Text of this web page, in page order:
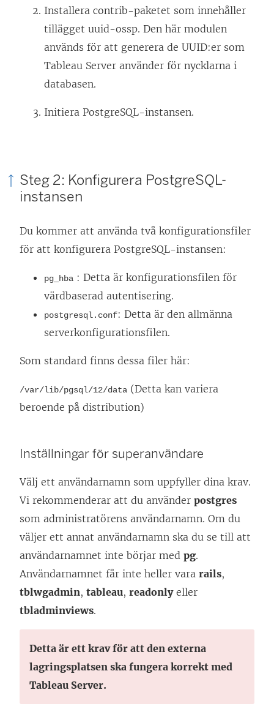
Installera contrib-paketet som innehåller
tillägget uuid-ossp. Den här modulen
används för att generera de UUID:er som
Tableau Server använder för nycklarna i
databasen.
Initiera PostgreSQL-instansen.
Steg 2: Konfigurera PostgreSQL-
instansen
Du kommer att använda två konfigurationsfiler
för att konfigurera PostgreSQL-instansen:
pg_hba : Detta är konfigurationsfilen för
värdbaserad autentisering.
postgresql.conf: Detta är den allmänna
serverkonfigurationsfilen.
Som standard finns dessa filer här:
/var/lib/pgsql/12/data (Detta kan variera
beroende på distribution)
Inställningar för superanvändare
Välj ett användarnamn som uppfyller dina krav.
Vi rekommenderar att du använder postgres
som administratörens användarnamn. Om du
väljer ett annat användarnamn ska du se till att
användarnamnet inte börjar med pg.
Användarnamnet får inte heller vara rails,
tblwgadmin, tableau, readonlyeller
tbladminviews.
Detta är ett krav för att den externa
lagringsplatsen ska fungera korrekt med
Tableau Server.